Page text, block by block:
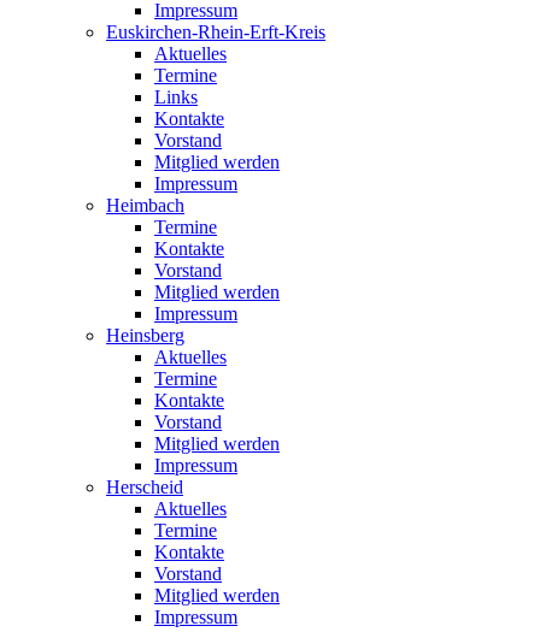
Impressum
Euskirchen-Rhein-Erft-Kreis
Aktuelles
Termine
Links
Kontakte
Vorstand
Mitglied werden
Impressum
Heimbach
Termine
Kontakte
Vorstand
Mitglied werden
Impressum
Heinsberg
Aktuelles
Termine
Kontakte
Vorstand
Mitglied werden
Impressum
Herscheid
Aktuelles
Termine
Kontakte
Vorstand
Mitglied werden
Impressum